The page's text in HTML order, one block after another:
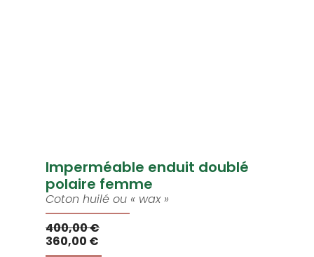
Imperméable enduit doublé
polaire femme
Coton huilé ou « wax »
400,00 €
360,00 €